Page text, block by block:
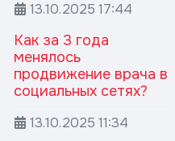
13.10.2025 17:44
Как за 3 года
менялось
продвижение врача в
социальных сетях?
13.10.2025 11:34